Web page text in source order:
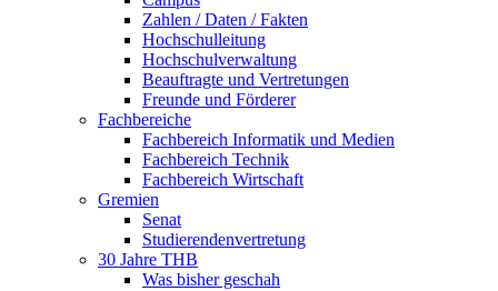
Zahlen / Daten / Fakten
Hochschulleitung
Hochschulverwaltung
Beauftragte und Vertretungen
Freunde und Förderer
Fachbereiche
Fachbereich Informatik und Medien
Fachbereich Technik
Fachbereich Wirtschaft
Gremien
Senat
Studierendenvertretung
30 Jahre THB
Was bisher geschah